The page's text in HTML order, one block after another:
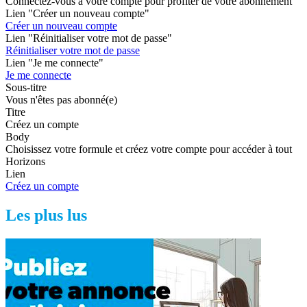
Lien "Créer un nouveau compte"
Créer un nouveau compte
Lien "Réinitialiser votre mot de passe"
Réinitialiser votre mot de passe
Lien "Je me connecte"
Je me connecte
Sous-titre
Vous n'êtes pas abonné(e)
Titre
Créez un compte
Body
Choisissez votre formule et créez votre compte pour accéder à tout
Horizons
Lien
Créez un compte
Les plus lus